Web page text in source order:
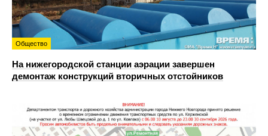
Общество
На нижегородской станции аэрации завершен
демонтаж конструкций вторичных отстойников